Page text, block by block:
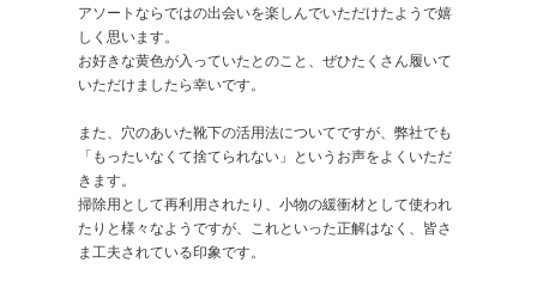
アソートならではの出会いを楽しんでいただけたようで嬉
しく思います。
お好きな黄色が入っていたとのこと、ぜひたくさん履いて
いただけましたら幸いです。
また、穴のあいた靴下の活用法についてですが、弊社でも
「もったいなくて捨てられない」というお声をよくいただ
きます。
掃除用として再利用されたり、小物の緩衝材として使われ
たりと様々なようですが、これといった正解はなく、皆さ
ま工夫されている印象です。